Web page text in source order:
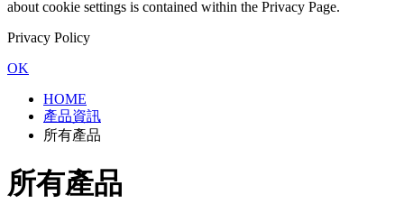
about cookie settings is contained within the Privacy Page.
Privacy Policy
OK
HOME
產品資訊
所有產品
所有產品